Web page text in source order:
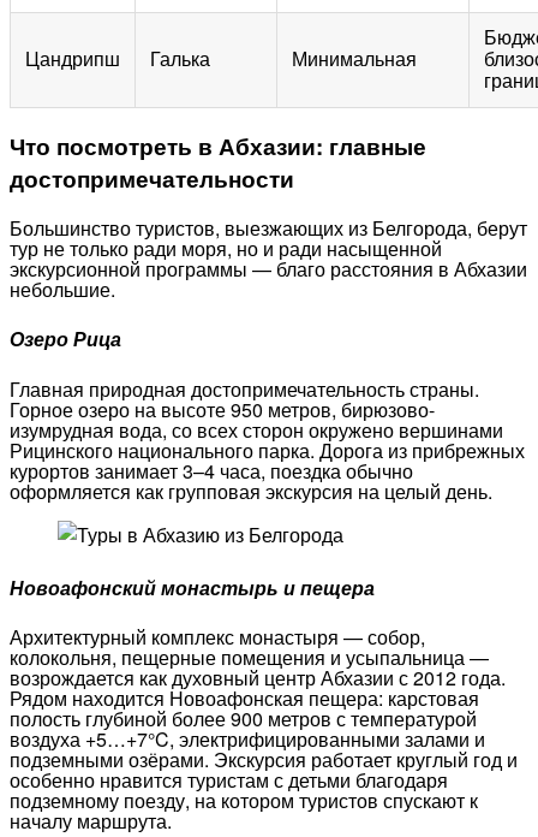
Цандрипш Галька Минимальная
Что посмотреть в Абхазии: главные
достопримечательности
Большинство туристов, выезжающих из Белгорода, берут
тур не только ради моря, но и ради насыщенной
экскурсионной программы — благо расстояния в Абхазии
небольшие.
Озеро Рица
Главная природная достопримечательность страны.
Горное озеро на высоте 950 метров, бирюзово-
изумрудная вода, со всех сторон окружено вершинами
Рицинского национального парка. Дорога из прибрежных
курортов занимает 3–4 часа, поездка обычно
оформляется как групповая экскурсия на целый день.
Новоафонский монастырь и пещера
Архитектурный комплекс монастыря — собор,
колокольня, пещерные помещения и усыпальница —
возрождается как духовный центр Абхазии с 2012 года.
Рядом находится Новоафонская пещера: карстовая
полость глубиной более 900 метров с температурой
воздуха +5…+7°C, электрифицированными залами и
подземными озёрами. Экскурсия работает круглый год и
особенно нравится туристам с детьми благодаря
подземному поезду, на котором туристов спускают к
началу маршрута.